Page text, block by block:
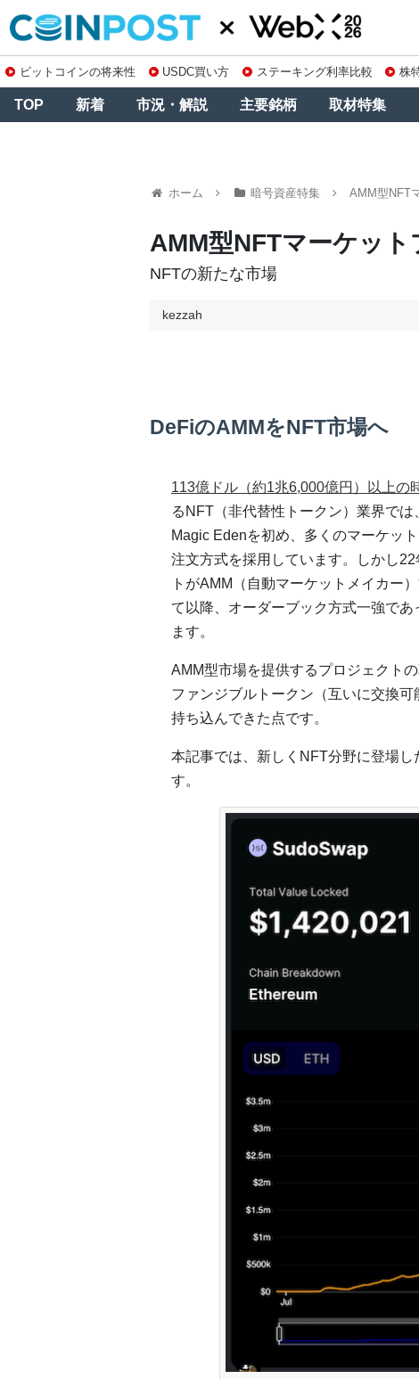
ビットコインの将来性 USDC買い方 ステーキング利率比較 株
TOP 新着 市況・解説 主要銘柄 取材特集
ホーム 暗号資産特集 AMM型NFT
AMM型NFTマーケッ
NFTの新たな市場
kezzah
DeFiのAMMをNFT市場へ
113億ドル（約1兆6,000億円）以上の
るNFT（非代替性トークン）業界で
Magic Edenを初め、多くのマーケッ
注文方式を採用しています。しかし
トがAMM（自動マーケットメイカー
て以降、オーダーブック方式一強で
ます。
AMM型市場を提供するプロジェクト
ファンジブルトークン（互いに交換
持ち込んできた点です。
本記事では、新しくNFT分野に登場
す。